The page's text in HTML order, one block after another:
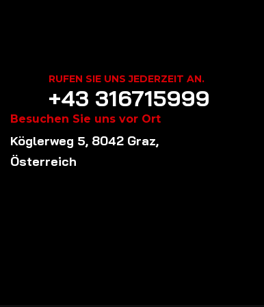
RUFEN SIE UNS JEDERZEIT AN.
+43 316715999
Besuchen Sie uns vor Ort
Köglerweg 5, 8042 Graz,
Österreich